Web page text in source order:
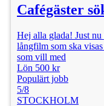
Cafégäster
Hej alla glada! Just
långfilm som ska
som vill med
Lön 500 kr
Populärt jobb
5/8
STOCKHOLM